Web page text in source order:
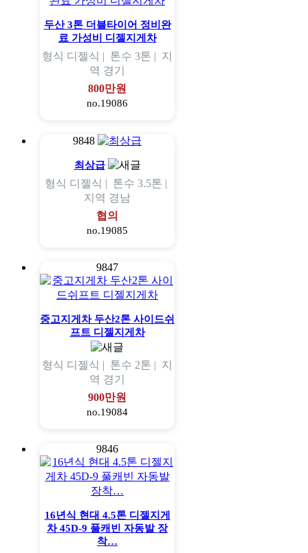
두산 3톤 더블타이어 정비완
료 가성비 디젤지게차
형식 디젤식 | 톤수 3톤 | 지
역 경기
800만원
no.19086
9848
최상급
형식 디젤식 | 톤수 3.5톤 |
지역 경남
협의
no.19085
9847
중고지게차 두산2톤 사이드쉬
프트 디젤지게차
형식 디젤식 | 톤수 2톤 | 지
역 경기
900만원
no.19084
9846
16년식 현대 4.5톤 디젤지게
차 45D-9 풀캐빈 자동발 장
착…